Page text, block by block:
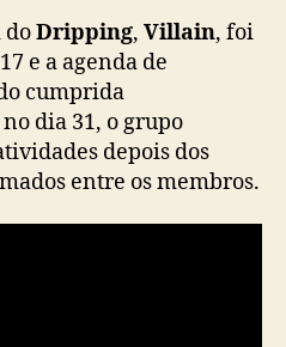
d
i
a
g
n
o
t
doDripping, Villain, foi
e a agenda de
cumprida
dia 31, o grupo
depois dos
entre os membros.